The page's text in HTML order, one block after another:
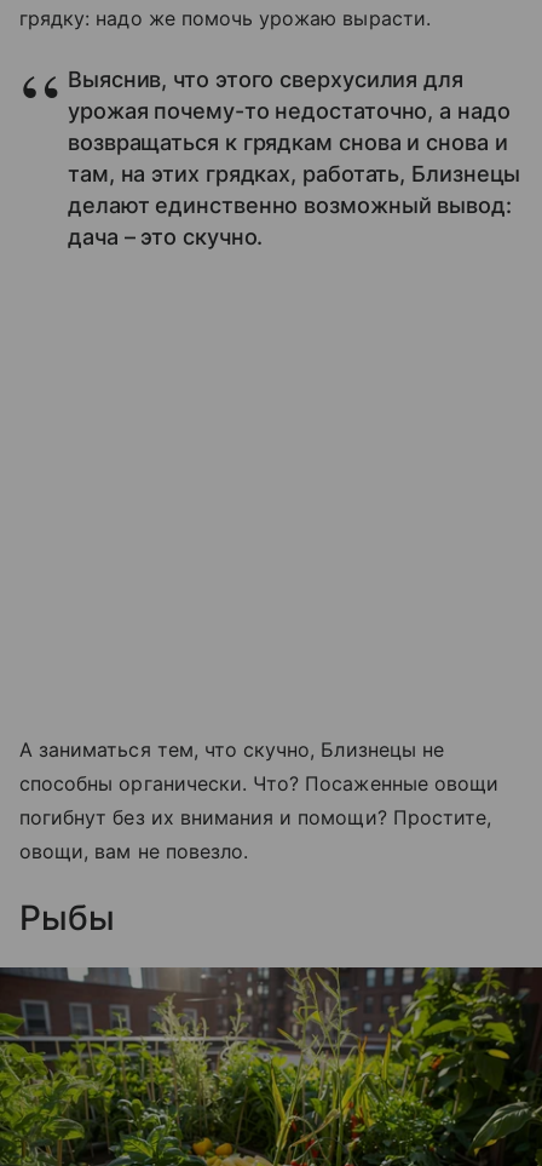
грядку: надо же помочь урожаю вырасти.
Выяснив, что этого сверхусилия для
урожая почему-то недостаточно, а надо
возвращаться к грядкам снова и снова и
там, на этих грядках, работать, Близнецы
делают единственно возможный вывод:
дача – это скучно.
А заниматься тем, что скучно, Близнецы не
способны органически. Что? Посаженные овощи
погибнут без их внимания и помощи? Простите,
овощи, вам не повезло.
Рыбы